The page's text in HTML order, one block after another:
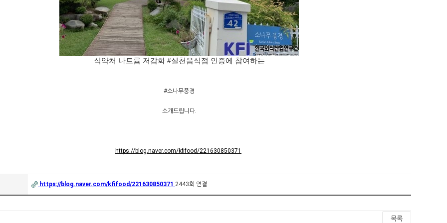
식약처 나트륨 저감화 #실천음식점 인증에 참여하는
#소나무풍경
소개드립니다.
https://blog.naver.com/kfifood/221630850371
https://blog.naver.com/kfifood/221630850371 2443회 연결
목록